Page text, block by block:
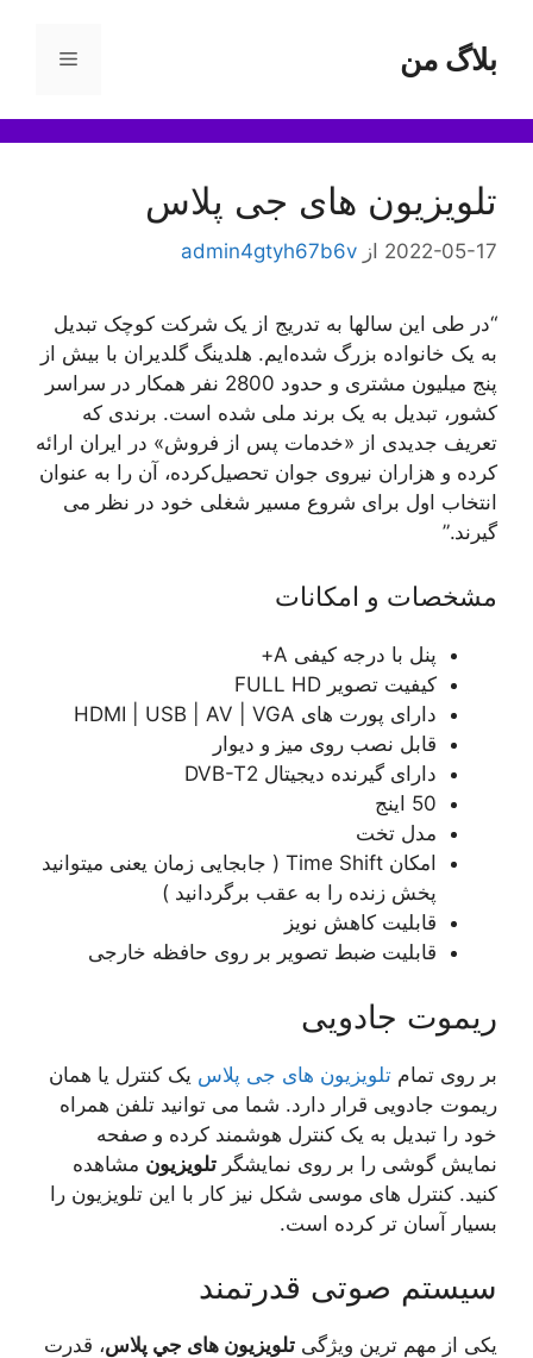
محتوابلاگ من فهرست
تلویزیون های جی پلاس
2022-05-17 از admin4gtyh67b6v
“در طی این سالها به تدریج از یک شرکت کوچک تبدیل
به یک خانواده بزرگ شده‌ایم. هلدینگ گلدیران با بیش از
پنج میلیون مشتری و حدود 2800 نفر همکار در سراسر
کشور، تبدیل به یک برند ملی شده است. برندی که
تعریف جدیدی از «خدمات پس از فروش» در ایران ارائه
کرده و هزاران نیروی جوان تحصیل‌کرده، آن را به عنوان
انتخاب اول برای شروع مسیر شغلی خود در نظر می
گیرند.”
مشخصات و امکانات
پنل با درجه کیفی A+
کیفیت تصویر FULL HD
دارای پورت های HDMI | USB | AV | VGA
قابل نصب روی میز و دیوار
دارای گیرنده دیجیتال DVB-T2
50 اینج
مدل تخت
امکان Time Shift ( جابجایی زمان یعنی میتوانید
پخش زنده را به عقب برگردانید )
قابلیت کاهش نویز
قابلیت ضبط تصویر بر روی حافظه خارجی
ریموت جادویی
بر روی تمام تلویزیون های جی پلاس یک کنترل یا همان
ریموت جادویی قرار دارد. شما می توانید تلفن همراه
خود را تبدیل به یک کنترل هوشمند کرده و صفحه
نمایش گوشی را بر روی نمایشگر تلویزیون مشاهده
کنید. کنترل های موسی شکل نیز کار با این تلویزیون را
بسیار آسان تر کرده است.
سیستم صوتی قدرتمند
یکی از مهم ترین ویژگی تلویزیون های جي پلاس، قدرت